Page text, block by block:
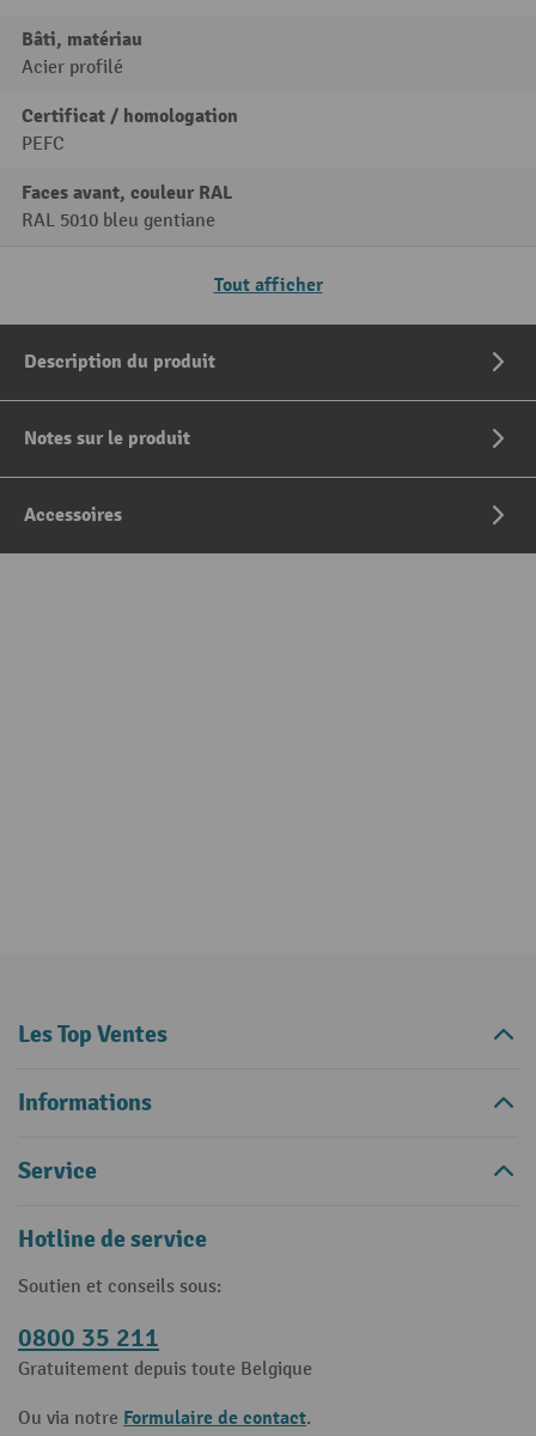
Bâti, matériau
Acier profilé
Certificat / homologation
PEFC
Faces avant, couleur RAL
RAL 5010 bleu gentiane
Tout afficher
Description du produit
Notes sur le produit
Accessoires
Les Top Ventes
Informations
Service
Hotline de service
Soutien et conseils sous:
0800 35 211
Gratuitement depuis toute Belgique
Ou via notre Formulaire de contact.